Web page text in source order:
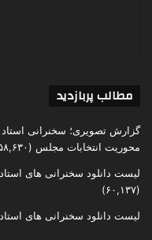
مطالب پربازدید
گزارش تصویری؛ سخنرانی
محوریت انتخابات مجلس (۱۵۸,۶۳۰)
لیست دانلود سخنرانی های استاد حسن
(۶۰,۱۳۷)
لیست دانلود سخنرانی های